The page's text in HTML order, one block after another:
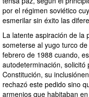
por el régimen soviético
esmerilar sin éxito las
La latente aspiración de la
someterse al yugo turco
febrero de 1988 cuando,
autodeterminación,
Constitución, su
rechazó este pedido sino
armenios que habitaban